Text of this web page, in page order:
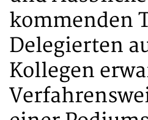
kommenden
Delegierten
Kollegen